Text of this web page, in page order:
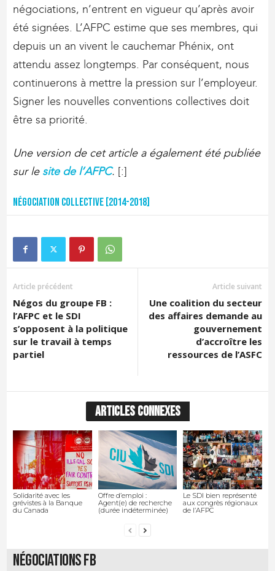
négociations, n’entrent en vigueur qu’après avoir
été signées. L’AFPC estime que ses membres, qui
depuis un an vivent le cauchemar Phénix, ont
attendu assez longtemps. Par conséquent, nous
continuerons à mettre la pression sur l’employeur.
Signer les nouvelles conventions collectives doit
être sa priorité.
Une version de cet article a également été publiée
sur le site de l’AFPC. [:]
Négociation collective [2014-2018]
Article précédent
Négos du groupe FB :
l’AFPC et le SDI
s’opposent à la politique
sur le travail à temps
partiel
Article suivant
Une coalition du secteur
des affaires demande au
gouvernement
d’accroître les
ressources de l’ASFC
ARTICLES CONNEXES
Solidarité avec les
grévistes à la Banque
du Canada
Offre d’emploi :
Agent(e) de recherche
(durée indéterminée)
Le SDI bien représenté
aux congrès régionaux
de l’AFPC
Négociations FB